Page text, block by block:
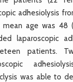
adhesiolysis
age was 48
laparoscopic
patients.
was able to